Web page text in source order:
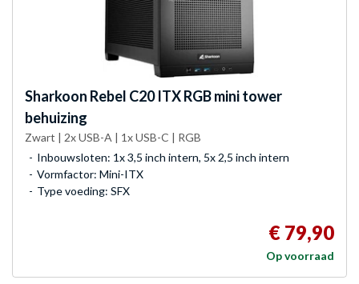
Sharkoon Rebel C20 ITX RGB mini tower
behuizing
Zwart | 2x USB-A | 1x USB-C | RGB
Inbouwsloten: 1x 3,5 inch intern, 5x 2,5 inch intern
Vormfactor: Mini-ITX
Type voeding: SFX
€ 79,90
Op voorraad